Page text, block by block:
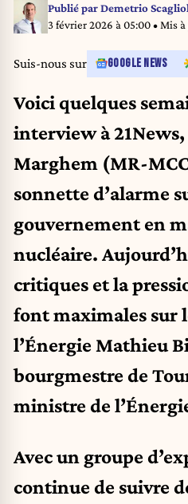
Publié parDemetrio
3 février 2026 à 05:00• Mis
Suis-nous sur GOOGLE NEWS
Voici quelques
interview à
Marghem (MR-
sonnette d’alarme
gouvernement en
nucléaire.
critiques et la
font maximales sur
l’Énergie Mathieu
bourgmestre de
ministre de
Avec un groupe
continue de suivre